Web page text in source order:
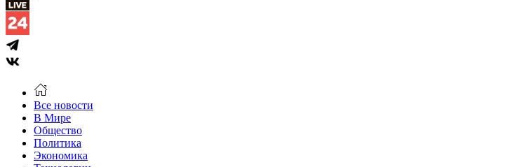
Все новости
В Мире
Общество
Политика
Экономика